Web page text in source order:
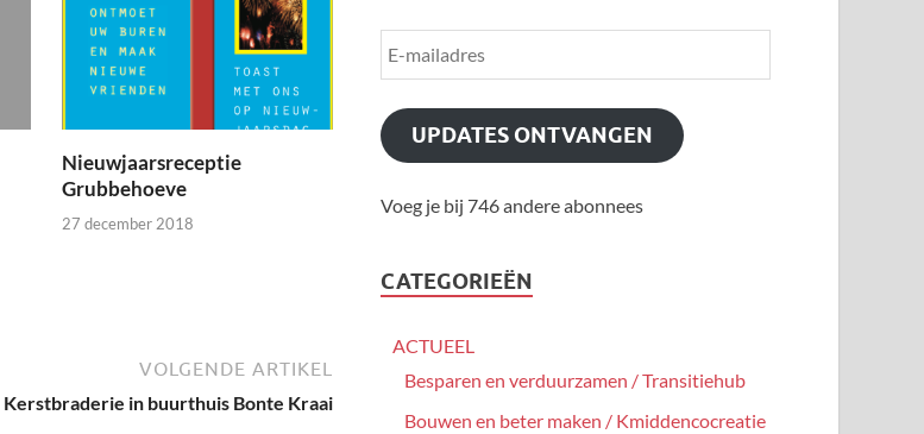
Nieuwjaarsreceptie
Grubbehoeve
27 december 2018
VOLGENDE ARTIKEL
Kerstbraderie in buurthuis Bonte Kraai
UPDATES ONTVANGEN
Voeg je bij 746 andere abonnees
CATEGORIEËN
ACTUEEL
Besparen en verduurzamen / Transitiehub
Bouwen en beter maken / Kmiddencocreatie